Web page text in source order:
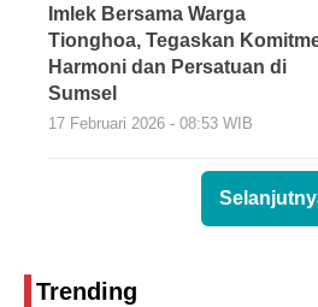
Imlek Bersama Warga
Tionghoa, Tegaskan
Harmoni dan Persatuan di
Sumsel
17 Februari 2026 - 08:53 WIB
Trending